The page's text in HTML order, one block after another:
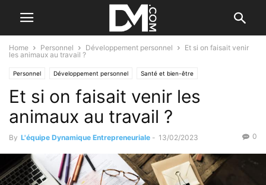
Home Personnel Développement personnel
Et si on faisait venir
les animaux au travail ?
Personnel Développement personnel Santé et bien-être
Et si on faisait venir les
animaux au travail ?
By L'équipe Dynamique Entrepreneuriale - 13/02/2023 0